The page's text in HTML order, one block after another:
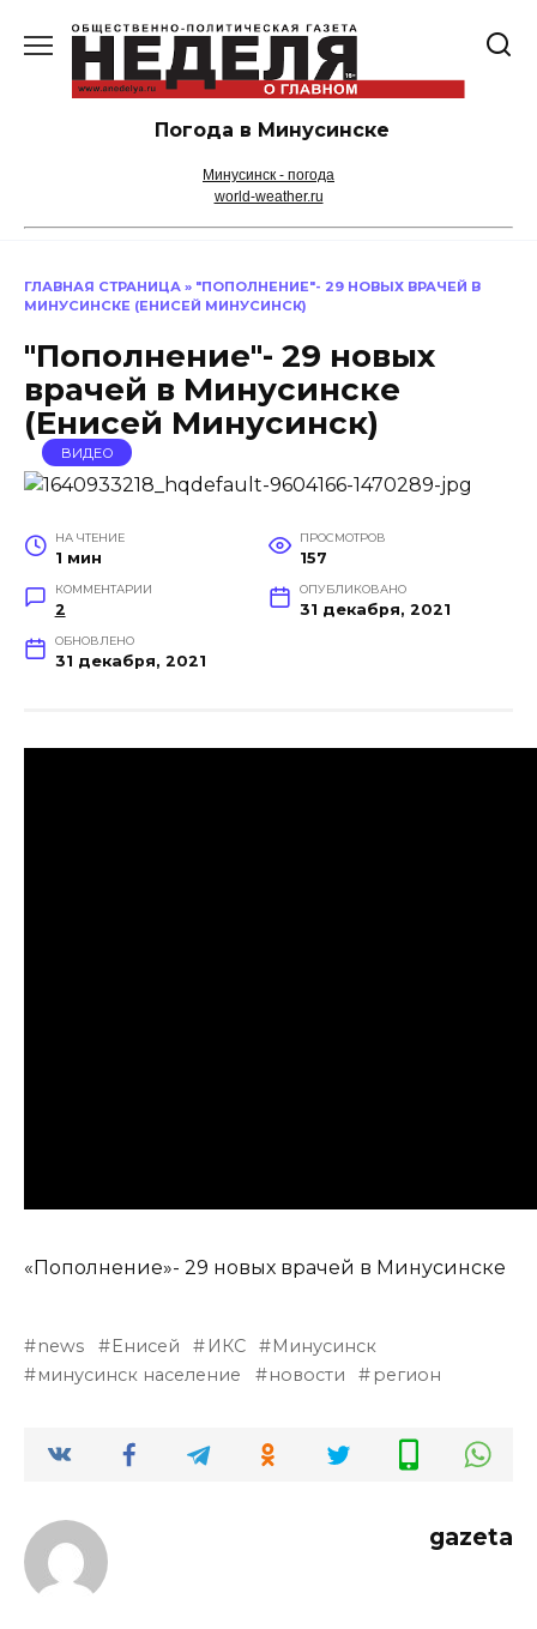
содержанию
Погода в Минусинске
Минусинск - погода
world-weather.ru
ГЛАВНАЯ СТРАНИЦА » "ПОПОЛНЕНИЕ"- 29 НОВЫХ ВРАЧЕЙ В
МИНУСИНСКЕ (ЕНИСЕЙ МИНУСИНСК)
"Пополнение"- 29 новых
врачей в Минусинске
(Енисей Минусинск)
ВИДЕО
НА ЧТЕНИЕ
1 мин
ПРОСМОТРОВ
157
КОММЕНТАРИИ
2
ОПУБЛИКОВАНО
31 декабря, 2021
ОБНОВЛЕНО
31 декабря, 2021
«Пополнение»- 29 новых врачей в Минусинске
news Енисей ИКС
Минусинск
минусинск население
новости регион
gazeta